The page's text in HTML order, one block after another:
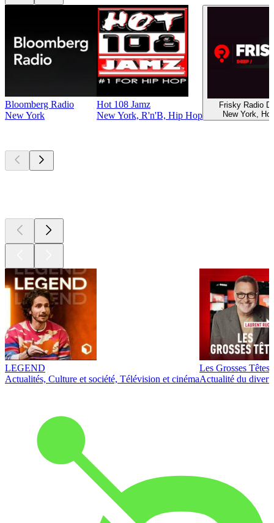
Bloomberg Radio
New York
Hot 108 Jamz
New York, R'n'B, Hip Hop
Frisky Radio
New York,
LEGEND
Actualités, Culture et société, Télévision et cinéma
Les Grosses Têtes
Actualité du